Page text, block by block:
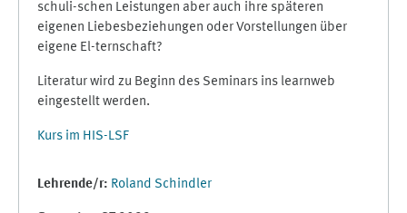
schuli-schen Leistungen aber auch ihre späteren
eigenen Liebesbeziehungen oder Vorstellungen über
eigene El-ternschaft?
Literatur wird zu Beginn des Seminars ins learnweb
eingestellt werden.
Kurs im HIS-LSF
Lehrende/r: Roland Schindler